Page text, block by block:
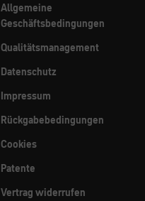
Allgemeine
Geschäftsbedingungen
Qualitätsmanagement
Datenschutz
Impressum
Rückgabebedingungen
Cookies
Patente
Vertrag widerrufen